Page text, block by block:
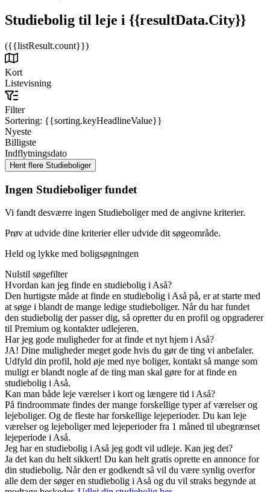
Studiebolig til leje i {{resultData.City}}
({{listResult.count}})
Kort
Listevisning
Filter
Sortering: {{sorting.keyHeadlineValue}}
Nyeste
Billigste
Indflytningsdato
Ingen Studieboliger fundet
Vi fandt desværre ingen Studieboliger med de angivne kriterier.
Prøv at udvide dine kriterier eller udvide dit søgeområde.
Held og lykke med boligsøgningen
Nulstil søgefilter
Hvordan kan jeg finde en studiebolig i Aså?
Den hurtigste måde at finde en studiebolig i Aså på, er at starte med
at søge i blandt de mange ledige studieboliger. Når du har fundet
den studiebolig der passer dig, så opretter du en profil og opgraderer
til Premium og kontakter udlejeren.
Har jeg gode muligheder for at finde et nyt hjem i Aså?
JA! Dine muligheder meget gode hvis du gør de ting vi anbefaler.
Udfyld din profil, hold øje med nye boliger, kontakt så mange som
muligt er blandt nogle af de ting man skal gøre for at finde en
studiebolig i Aså.
Kan man både leje værelser i kort og længere tid i Aså?
På findroommate findes der mange forskellige typer af værelser og
lejeboliger. Og de fleste har forskellige lejeperioder. Du kan leje
værelser og lejeboliger med lejeperioder fra 1 måned til ubegrænset
lejeperiode i Aså.
Jeg har en studiebolig i Aså jeg godt vil udleje. Kan jeg det?
Ja det kan du helt sikkert! Du kan helt gratis oprette en annonce for
din studiebolig. Når den er godkendt så vil du være synlig overfor
alle dem der søger en studiebolig i Aså og du vil straks begynde at